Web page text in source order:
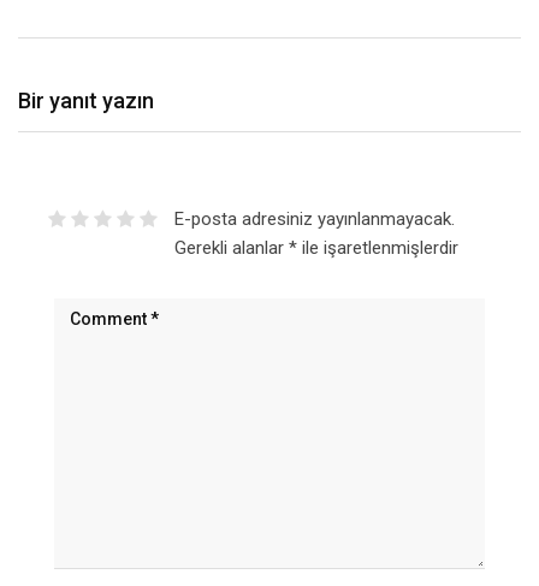
Bir yanıt yazın
E-posta adresiniz yayınlanmayacak.
Gerekli alanlar *ile işaretlenmişlerdir